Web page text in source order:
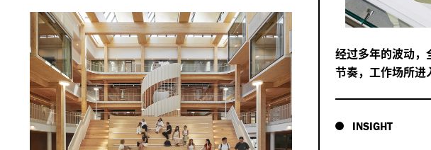
经过多年的波动，
节奏，工作场所进
INSIGHT